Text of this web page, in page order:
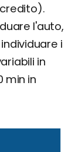
l'auto,
i
in
min in